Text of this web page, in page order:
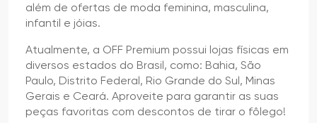
além de ofertas de moda feminina, masculina,
infantil e jóias.
Atualmente, a OFF Premium possui lojas físicas em
diversos estados do Brasil, como: Bahia, São
Paulo, Distrito Federal, Rio Grande do Sul, Minas
Gerais e Ceará. Aproveite para garantir as suas
peças favoritas com descontos de tirar o fôlego!